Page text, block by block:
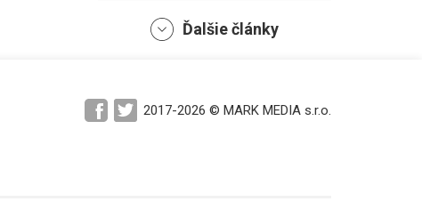
Hokejisti odovzdali
vysvedčenia svojim
Ďalšie články
2017-2026 © MARK MEDIA s.r.o.